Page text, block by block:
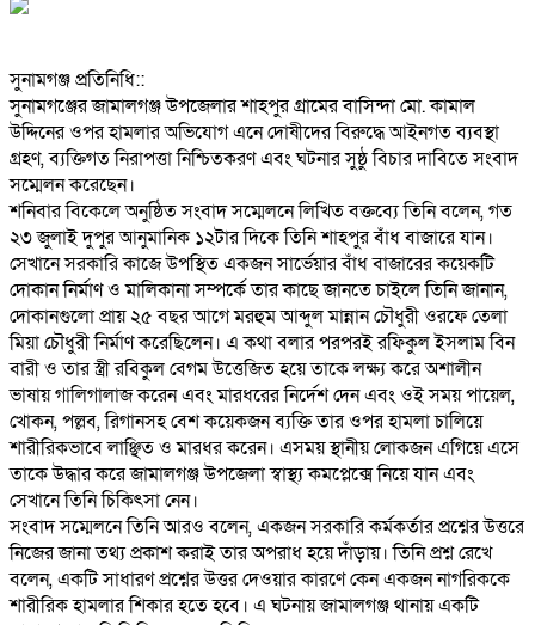
‎সুনামগঞ্জ প্রতিনিধি::
‎সুনামগঞ্জের জামালগঞ্জ উপজেলার শাহপুর গ্রামের বাসিন্দা মো. কামাল
উদ্দিনের ওপর হামলার অভিযোগ এনে দোষীদের বিরুদ্ধে আইনগত ব্যবস্থা
গ্রহণ, ব্যক্তিগত নিরাপত্তা নিশ্চিতকরণ এবং ঘটনার সুষ্ঠু বিচার দাবিতে সংবাদ
সম্মেলন করেছেন।
‎শনিবার বিকেলে অনুষ্ঠিত সংবাদ সম্মেলনে লিখিত বক্তব্যে তিনি বলেন, গত
২৩ জুলাই দুপুর আনুমানিক ১২টার দিকে তিনি শাহপুর বাঁধ বাজারে যান।
সেখানে সরকারি কাজে উপস্থিত একজন সার্ভেয়ার বাঁধ বাজারের কয়েকটি
দোকান নির্মাণ ও মালিকানা সম্পর্কে তার কাছে জানতে চাইলে তিনি জানান,
দোকানগুলো প্রায় ২৫ বছর আগে মরহুম আব্দুল মান্নান চৌধুরী ওরফে তেলা
মিয়া চৌধুরী নির্মাণ করেছিলেন। এ কথা বলার পরপরই রফিকুল ইসলাম বিন
বারী ও তার স্ত্রী রবিকুল বেগম উত্তেজিত হয়ে তাকে লক্ষ্য করে অশালীন
ভাষায় গালিগালাজ করেন এবং মারধরের নির্দেশ দেন এবং ওই সময় পায়েল,
খোকন, পল্লব, রিগানসহ বেশ কয়েকজন ব্যক্তি তার ওপর হামলা চালিয়ে
শারীরিকভাবে লাঞ্ছিত ও মারধর করেন। এসময় স্থানীয় লোকজন এগিয়ে এসে
তাকে উদ্ধার করে জামালগঞ্জ উপজেলা স্বাস্থ্য কমপ্লেক্সে নিয়ে যান এবং
সেখানে তিনি চিকিৎসা নেন।
‎সংবাদ সম্মেলনে তিনি আরও বলেন, একজন সরকারি কর্মকর্তার প্রশ্নের উত্তরে
নিজের জানা তথ্য প্রকাশ করাই তার অপরাধ হয়ে দাঁড়ায়। তিনি প্রশ্ন রেখে
বলেন, একটি সাধারণ প্রশ্নের উত্তর দেওয়ার কারণে কেন একজন নাগরিককে
শারীরিক হামলার শিকার হতে হবে। এ ঘটনায় জামালগঞ্জ থানায় একটি